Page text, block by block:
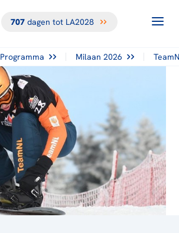
707dagen tot LA2028
Programma Milaan 2026